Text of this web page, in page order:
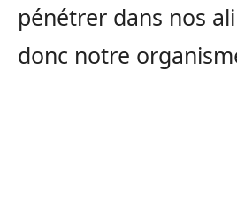
pénétrer dans nos
donc notre